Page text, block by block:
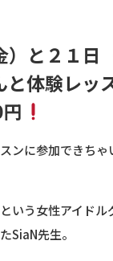
）と２１日
と体験レッ
ンに参加できちゃ
いう女性アイドル
SiaN先生。